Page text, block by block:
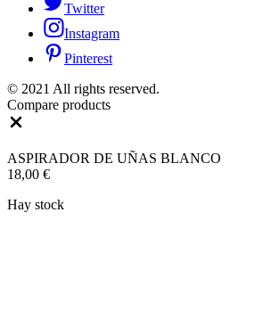
Twitter
Instagram
Pinterest
© 2021 All rights reserved.
Compare products
ASPIRADOR DE UÑAS BLANCO
18,00 €
Hay stock